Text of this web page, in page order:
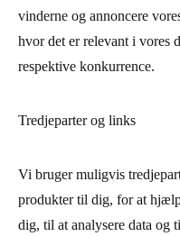
vinderne og annoncere
hvor det er relevant i vores
respektive konkurrence.
Tredjeparter og links
Vi bruger muligvis
produkter til dig, for at
dig, til at analysere data og